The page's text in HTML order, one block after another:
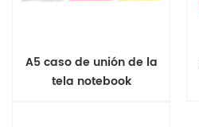
A5 caso de unión de la
tela notebook